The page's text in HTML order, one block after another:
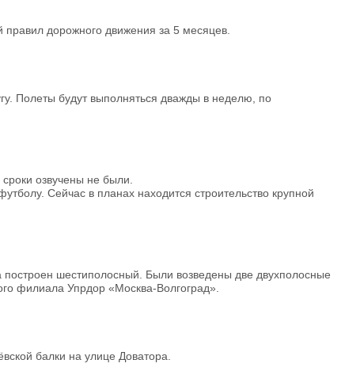
дорожного движения за 5 месяцев.
Полеты будут выполняться дважды в неделю, по
озвучены не были.
Сейчас в планах находится строительство крупной
шестиполосный. Были возведены две двухполосные
филиала Упрдор «Москва-Волгоград».
балки на улице Доватора.